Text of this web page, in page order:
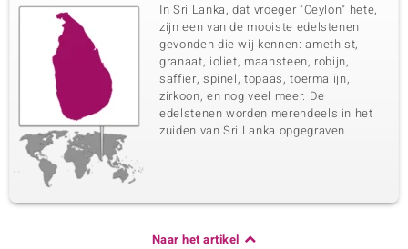
In Sri Lanka, dat vroeger "Ceylon" hete,
zijn een van de mooiste edelstenen
gevonden die wij kennen: amethist,
granaat, ioliet, maansteen, robijn,
saffier, spinel, topaas, toermalijn,
zirkoon, en nog veel meer. De
edelstenen worden merendeels in het
zuiden van Sri Lanka opgegraven.
Naar het artikel